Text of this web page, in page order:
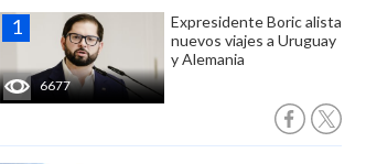
6677
Expresidente Boric alista
nuevos viajes a Uruguay
y Alemania